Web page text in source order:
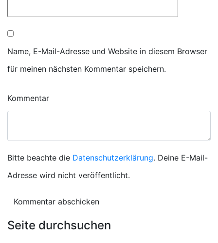
Name, E-Mail-Adresse und Website in diesem Browser
für meinen nächsten Kommentar speichern.
Kommentar
Bitte beachte die Datenschutzerklärung. Deine E-Mail-
Adresse wird nicht veröffentlicht.
Seite durchsuchen